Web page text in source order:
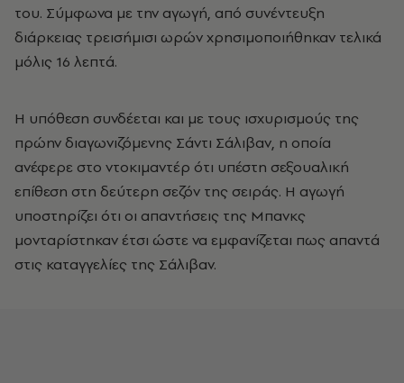
του. Σύμφωνα με την αγωγή, από συνέντευξη
διάρκειας τρεισήμισι ωρών χρησιμοποιήθηκαν τελικά
μόλις 16 λεπτά.
Η υπόθεση συνδέεται και με τους ισχυρισμούς της
πρώην διαγωνιζόμενης Σάντι Σάλιβαν, η οποία
ανέφερε στο ντοκιμαντέρ ότι υπέστη σεξουαλική
επίθεση στη δεύτερη σεζόν της σειράς. Η αγωγή
υποστηρίζει ότι οι απαντήσεις της Μπανκς
μονταρίστηκαν έτσι ώστε να εμφανίζεται πως απαντά
στις καταγγελίες της Σάλιβαν.